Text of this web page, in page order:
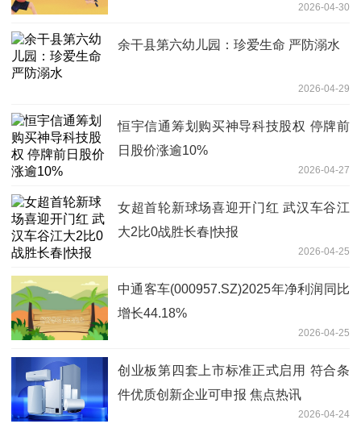
2026-04-30
余干县第六幼儿园：珍爱生命 严防溺水
2026-04-29
恒宇信通筹划购买神导科技股权 停牌前
日股价涨逾10%
2026-04-27
女超首轮新球场喜迎开门红 武汉车谷江
大2比0战胜长春|快报
2026-04-25
中通客车(000957.SZ)2025年净利润同比
增长44.18%
2026-04-25
创业板第四套上市标准正式启用 符合条
件优质创新企业可申报 焦点热讯
2026-04-24